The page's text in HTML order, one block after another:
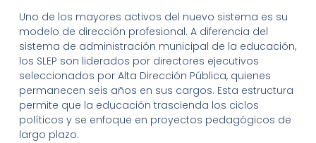
Uno de los mayores activos del nuevo sistema es su
modelo de dirección profesional. A diferencia del
sistema de administración municipal de la educación,
los SLEP son liderados por directores ejecutivos
seleccionados por Alta Dirección Pública, quienes
permanecen seis años en sus cargos. Esta estructura
permite que la educación trascienda los ciclos
políticos y se enfoque en proyectos pedagógicos de
largo plazo.